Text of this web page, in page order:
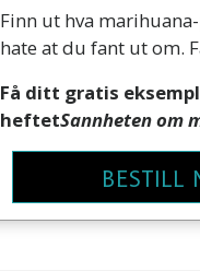
Finn ut hva
hate at du fant ut om.
Få ditt gratis
heftetSannheten om
BESTILL